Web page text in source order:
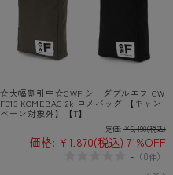
☆大幅割引中☆CWF シーダブルエフ CW
F013 KOMEBAG 2k コメバッグ 【キャン
ペーン対象外】【T】
定価: ¥6,490(税込)
価格: ¥1,870(税込) 71%OFF
- （0件）